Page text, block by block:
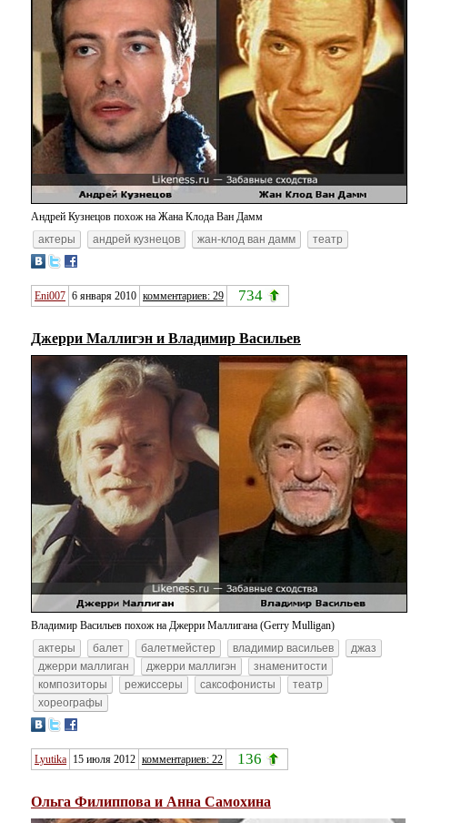
Андрей Кузнецов похож на Жана Клода Ван Дамм
актеры
андрей кузнецов жан-клод ван дамм театр
Eni007 6 января 2010 комментариев: 29 734
Джерри Маллигэн и Владимир Васильев
Владимир Васильев похож на Джерри Маллигана (Gerry Mulligan)
актеры
балет балетмейстер владимир васильев
джаз
джерри маллиган
джерри маллигэн
знаменитости
композиторы
режиссеры саксофонисты
театр
хореографы
Lyutika 15 июля 2012 комментариев: 22 136
Ольга Филиппова и Анна Самохина